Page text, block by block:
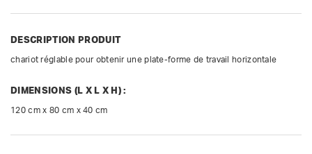
DESCRIPTION PRODUIT
chariot réglable pour obtenir une plate-forme de travail horizontale
DIMENSIONS (L X L X H) :
120 cm x 80 cm x 40 cm